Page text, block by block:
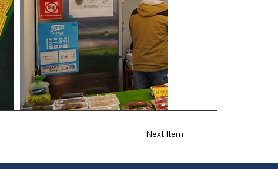
Next Item